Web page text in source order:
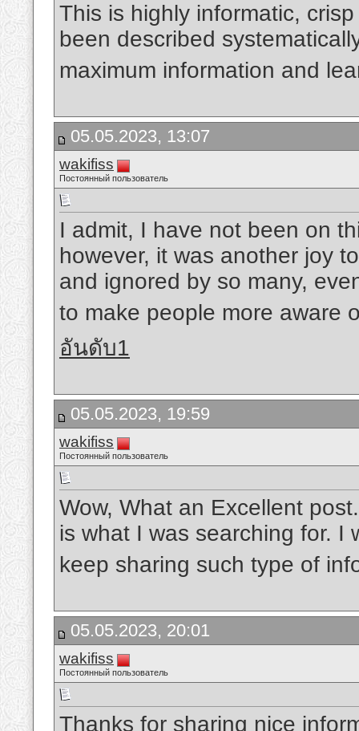
This is highly informatic,
been described
maximum information and
05.05.2023, 13:07
wakifiss
Постоянный пользователь
I admit, I have not been on
however, it was another joy
and ignored by so many,
to make people more aware
อันดับ1
05.05.2023, 19:59
wakifiss
Постоянный пользователь
Wow, What an Excellent
is what I was searching for. I
keep sharing such type of
05.05.2023, 20:01
wakifiss
Постоянный пользователь
Thanks for sharing nice